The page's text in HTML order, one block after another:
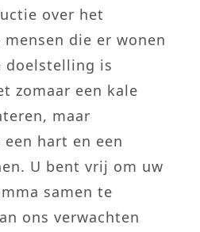
over het
die er wonen
doelstelling is
zomaar een kale
maar
hart en een
U bent vrij om uw
samen te
ons verwachten